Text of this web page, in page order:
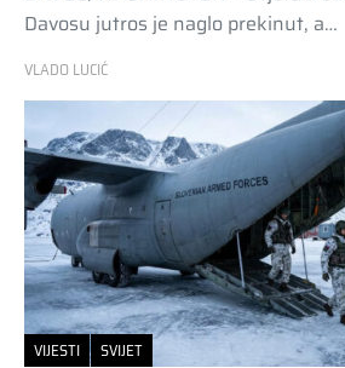
Davosu jutros je naglo prekinut, a…
VLADO LUCIĆ
VIJESTI SVIJET